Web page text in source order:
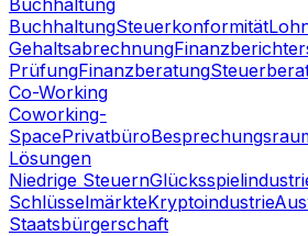
BuchhaltungSteuerkonformität
Gehaltsabrechnung
PrüfungFinanzberatung
Co-Working
Coworking-
SpacePrivatbüro
Lösungen
Niedrige Steuern
SchlüsselmärkteKryptoindustrie
Staatsbürgerschaft